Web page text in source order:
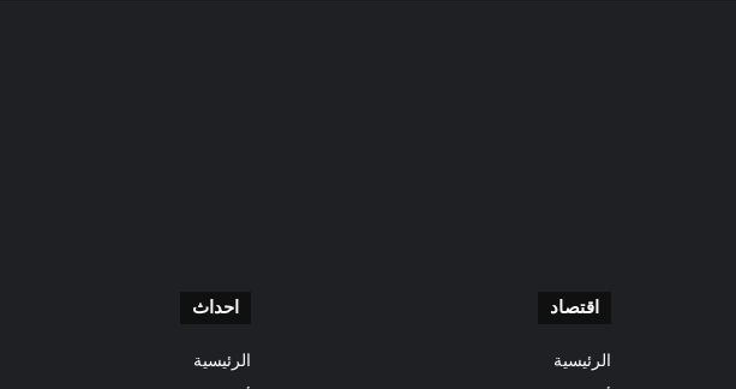
اقتصاد
الرئيسية
احداث
الرئيسية